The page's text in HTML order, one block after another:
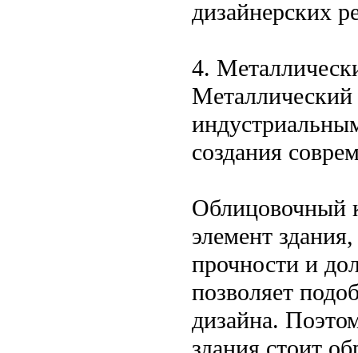
дизайнерских
4.
создания
Облицовочный
элемент
прочности и
позволяет
дизайна.